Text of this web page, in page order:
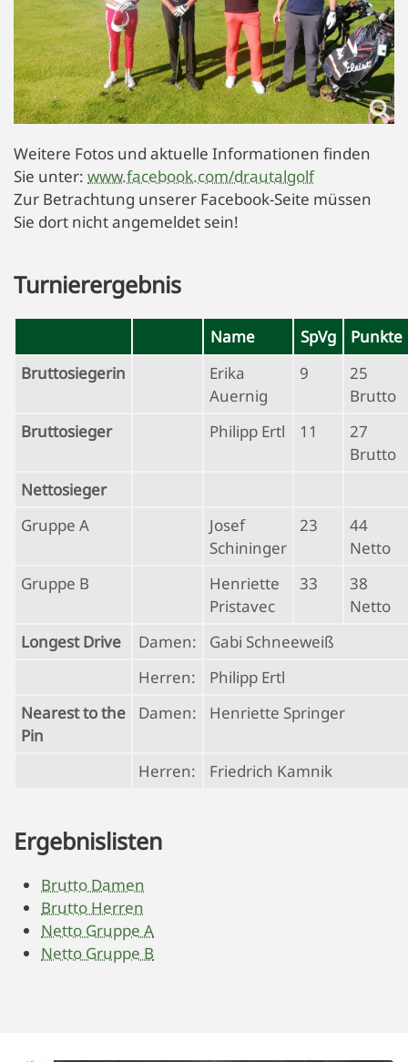
Weitere Fotos und aktuelle Informationen finden
Sie unter: www.facebook.com/drautalgolf
Zur Betrachtung unserer Facebook-Seite müssen
Sie dort nicht angemeldet sein!
Turnierergebnis
Name SpVg
Punkte
Bruttosiegerin
Erika
Auernig
9
25
Brutto
Bruttosieger
Philipp Ertl 11
27
Brutto
Nettosieger
Gruppe A
Josef
Schininger
23
44
Netto
Gruppe B
Henriette
Pristavec
33
38
Netto
Longest Drive
Damen:
Gabi Schneeweiß
Herren:
Philipp Ertl
Nearest to the
Pin
Damen: Henriette Springer
Herren: Friedrich Kamnik
Ergebnislisten
Brutto Damen
Brutto Herren
Netto Gruppe A
Netto Gruppe B